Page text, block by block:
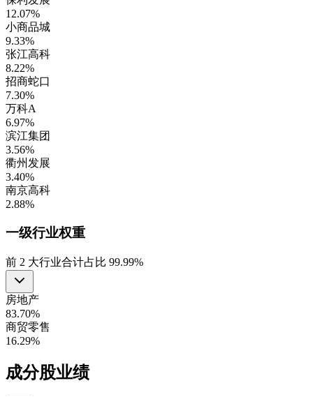
12.07%
小商品城
9.33%
张江高科
8.22%
招商蛇口
7.30%
万科A
6.97%
滨江集团
3.56%
衢州发展
3.40%
南京高科
2.88%
一级行业权重
前 2 大行业合计占比 99.99%
房地产
83.70%
商贸零售
16.29%
成分股业绩